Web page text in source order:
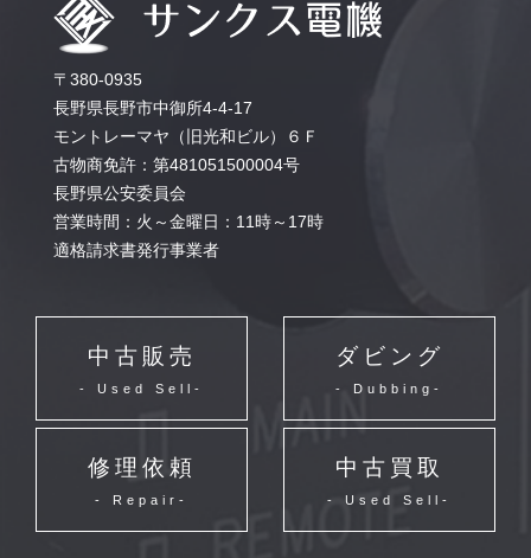
〒380-0935
長野県長野市中御所4-4-17
モントレーマヤ（旧光和ビル）６Ｆ
古物商免許：第481051500004号
長野県公安委員会
営業時間：火～金曜日：11時～17時
適格請求書発行事業者
中古販売
- Used Sell-
ダビング
- Dubbing-
修理依頼
- Repair-
中古買取
- Used Sell-